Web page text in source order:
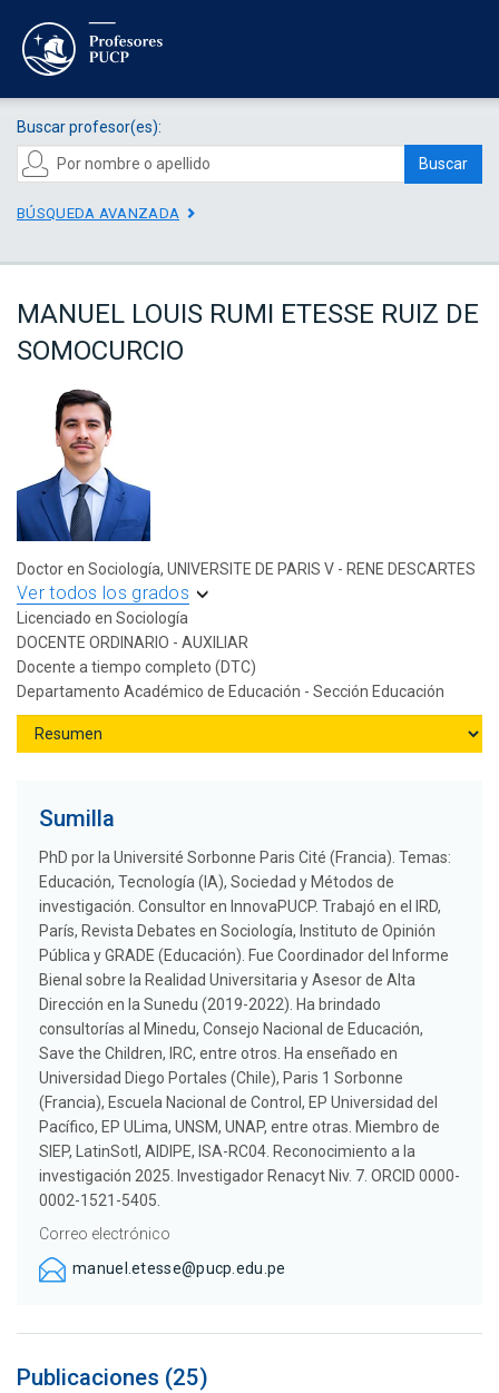
Buscar profesor(es):
Buscar
BÚSQUEDA AVANZADA
MANUEL LOUIS RUMI ETESSE RUIZ DE
SOMOCURCIO
Doctor en Sociología, UNIVERSITE DE PARIS V - RENE DESCARTES
Ver todos los grados
Licenciado en Sociología
DOCENTE ORDINARIO - AUXILIAR
Docente a tiempo completo (DTC)
Departamento Académico de Educación - Sección Educación
Sumilla
PhD por la Université Sorbonne Paris Cité (Francia). Temas:
Educación, Tecnología (IA), Sociedad y Métodos de
investigación. Consultor en InnovaPUCP. Trabajó en el IRD,
París, Revista Debates en Sociología, Instituto de Opinión
Pública y GRADE (Educación). Fue Coordinador del Informe
Bienal sobre la Realidad Universitaria y Asesor de Alta
Dirección en la Sunedu (2019-2022). Ha brindado
consultorías al Minedu, Consejo Nacional de Educación,
Save the Children, IRC, entre otros. Ha enseñado en
Universidad Diego Portales (Chile), Paris 1 Sorbonne
(Francia), Escuela Nacional de Control, EP Universidad del
Pacífico, EP ULima, UNSM, UNAP, entre otras. Miembro de
SIEP, LatinSotl, AIDIPE, ISA-RC04. Reconocimiento a la
investigación 2025. Investigador Renacyt Niv. 7. ORCID 0000-
0002-1521-5405.
Correo electrónico
manuel.etesse@pucp.edu.pe
Publicaciones (25)